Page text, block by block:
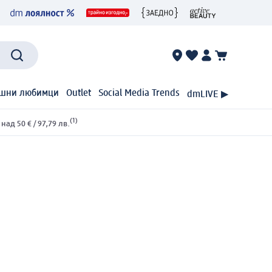
любимци Outlet Social Media Trends dmLIVE ▶
50 € / 97,79 лв. (1)